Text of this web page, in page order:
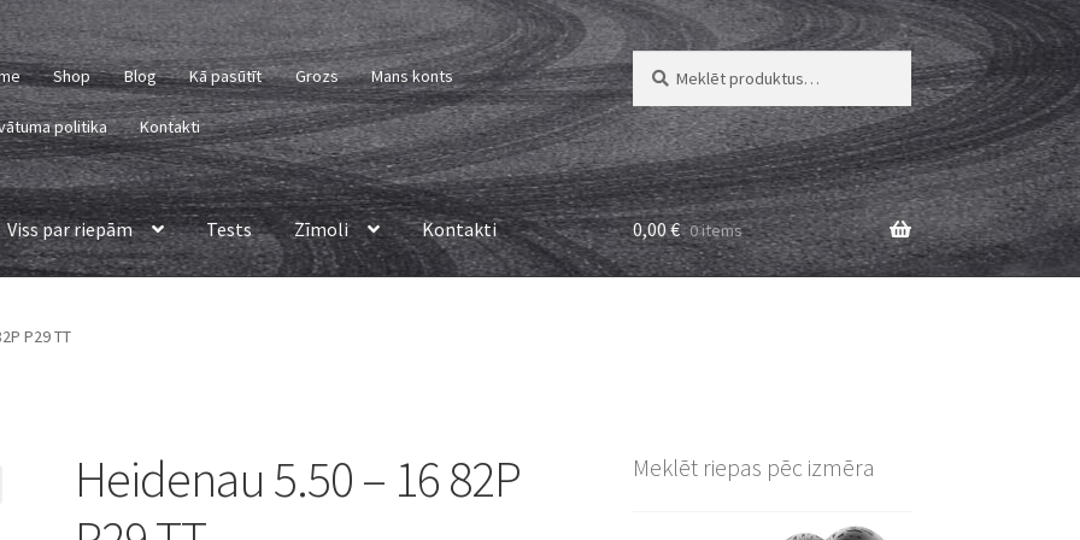
Shop Blog Kā pasūtīt Grozs Mans konts
politika Kontakti
Meklēt:
Meklēt
Viss par riepām Tests Zīmoli Kontakti 0,00€ 0 items
P29 TT
Heidenau 5.50 – 16 82P
Meklēt riepas pēc izmēra